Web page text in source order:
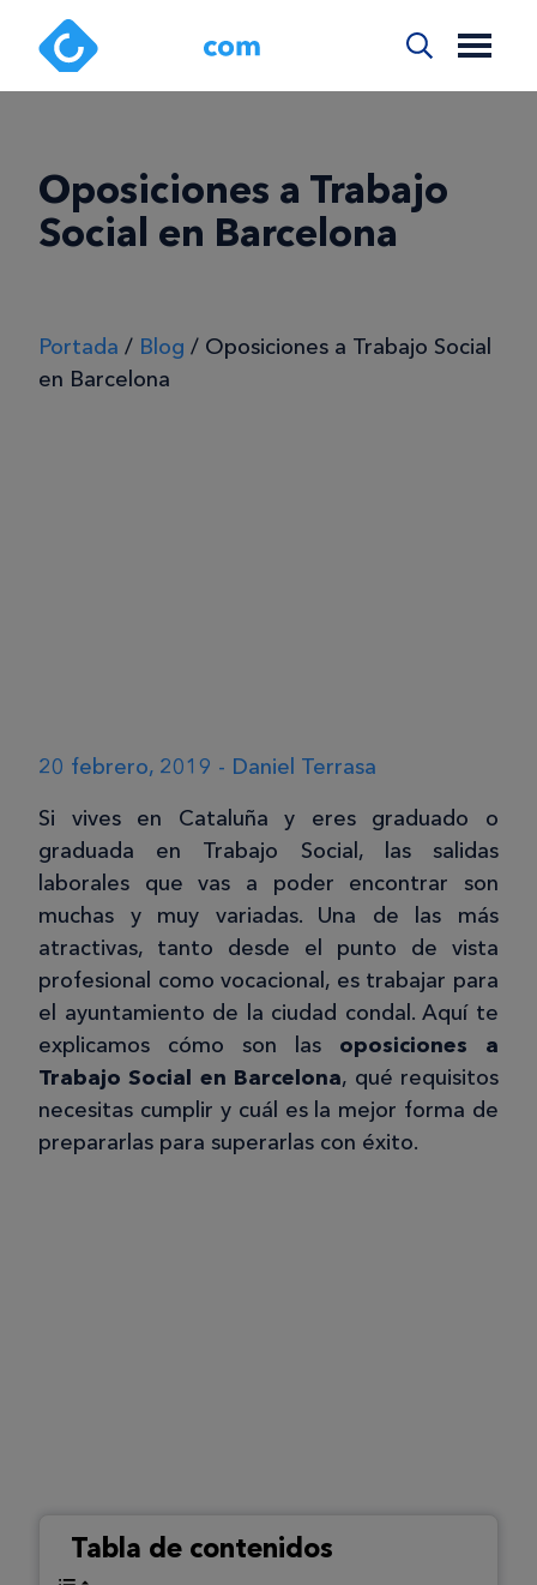
Oposiciones a Trabajo
Social en Barcelona
Portada / Blog / Oposiciones a Trabajo Social
en Barcelona
20 febrero, 2019 - Daniel Terrasa
Si vives en Cataluña y eres graduado o
graduada en Trabajo Social, las salidas
laborales que vas a poder encontrar son
muchas y muy variadas. Una de las más
atractivas, tanto desde el punto de vista
profesional como vocacional, es trabajar para
el ayuntamiento de la ciudad condal. Aquí te
explicamos cómo son las oposiciones a
Trabajo Social en Barcelona, qué requisitos
necesitas cumplir y cuál es la mejor forma de
prepararlas para superarlas con éxito.
Tabla de contenidos